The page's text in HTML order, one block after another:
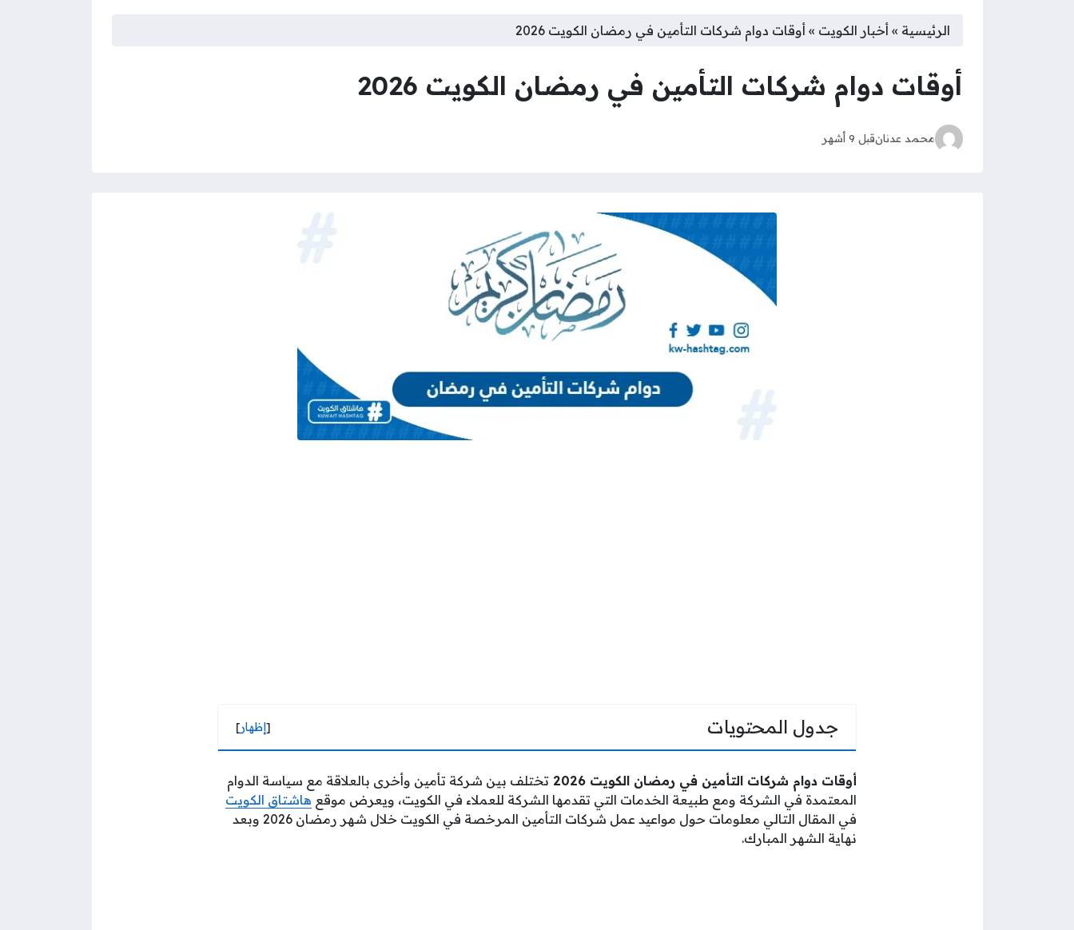
الرئيسية »أخبار الكويت »أوقات دوام شركات التأمين في رمضان الكويت 2026
أوقات دوام شركات التأمين في رمضان الكويت 2026
محمد عدنانقبل 9 أشهر
جدول المحتويات [إظهار]
أوقات دوام شركات التأمين في رمضان الكويت 2026
تختلف بين شركة تأمين وأخرى بالعلاقة مع سياسة الدوام
المعتمدة في الشركة ومع طبيعة الخدمات التي تقدمها الشركة للعملاء في الكويت، ويعرض موقع هاشتاق الكويت
في المقال التالي معلومات حول مواعيد عمل شركات التأمين المرخصة في الكويت خلال شهر رمضان 2026 وبعد
نهاية الشهر المبارك.